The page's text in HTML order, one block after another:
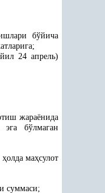
бўйича
24 апрель)
жараёнида
бўлмаган
ҳолда маҳсулот
суммаси;